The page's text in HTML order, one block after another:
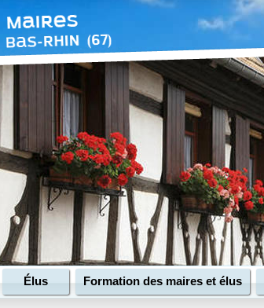
Élus Formation des maires et élus